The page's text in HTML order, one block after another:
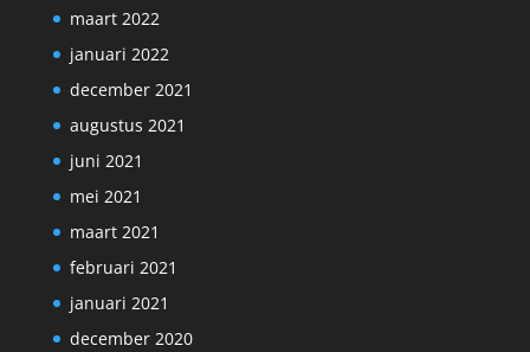
maart 2022
januari 2022
december 2021
augustus 2021
juni 2021
mei 2021
maart 2021
februari 2021
januari 2021
december 2020